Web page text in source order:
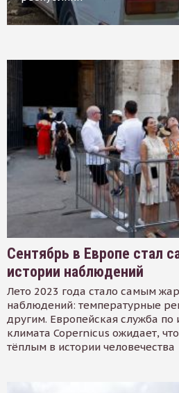
Сентябрь в Европе стал
истории наблюдений
Лето 2023 года стало самым
наблюдений: температурные
другим. Европейская служба
климата Copernicus ожидает,
тёплым в истории человечества